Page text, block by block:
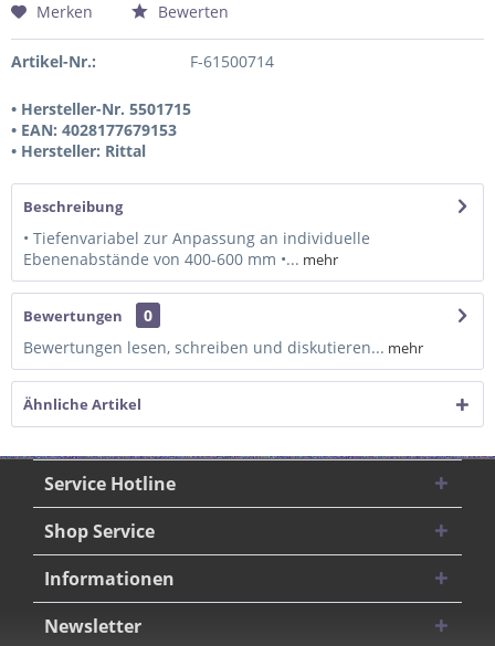
Merken Bewerten
Artikel-Nr.: F-61500714
• Hersteller-Nr. 5501715
• EAN: 4028177679153
• Hersteller: Rittal
Beschreibung
• Tiefenvariabel zur Anpassung an individuelle
Ebenenabstände von 400-600 mm •... mehr
Bewertungen
0
Bewertungen lesen, schreiben und diskutieren... mehr
Ähnliche Artikel
Service Hotline
Shop Service
Informationen
Newsletter